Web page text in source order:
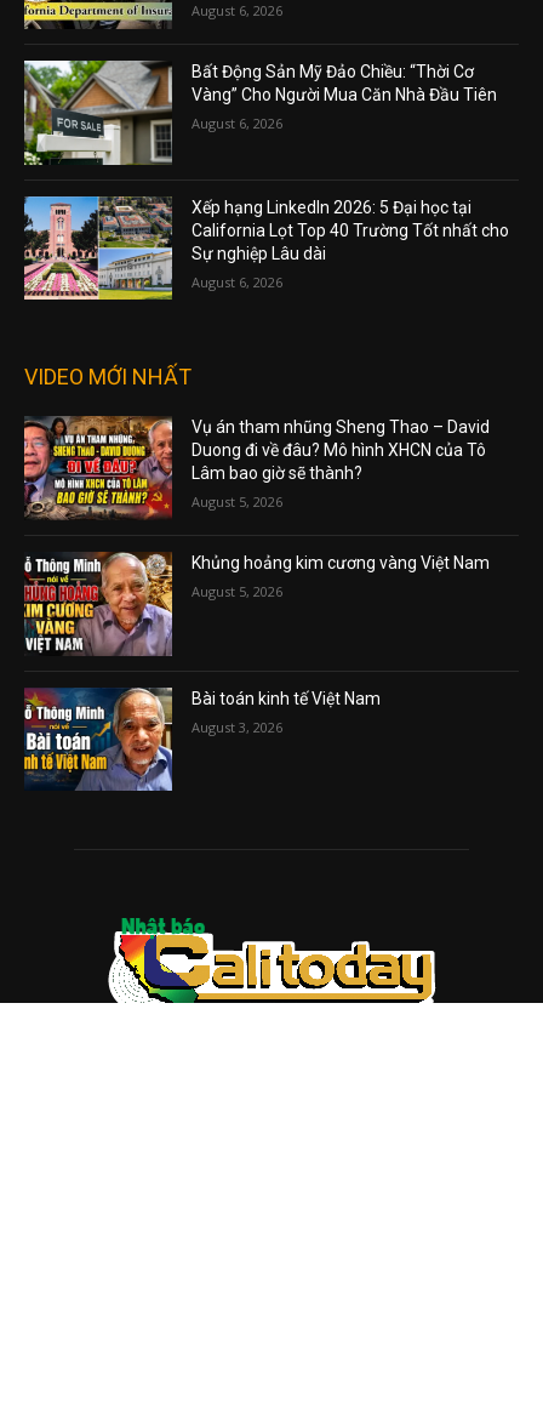
August 6, 2026
Bất Động Sản Mỹ Đảo Chiều: “Thời Cơ
Vàng” Cho Người Mua Căn Nhà Đầu Tiên
August 6, 2026
Xếp hạng LinkedIn 2026: 5 Đại học tại
California Lọt Top 40 Trường Tốt nhất cho
Sự nghiệp Lâu dài
August 6, 2026
VIDEO MỚI NHẤT
Vụ án tham nhũng Sheng Thao – David
Duong đi về đâu? Mô hình XHCN của Tô
Lâm bao giờ sẽ thành?
August 5, 2026
Khủng hoảng kim cương vàng Việt Nam
August 5, 2026
Bài toán kinh tế Việt Nam
August 3, 2026